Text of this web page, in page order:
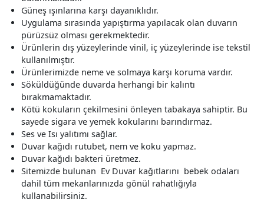
Güneş ışınlarına karşı dayanıklıdır.
Uygulama sırasında yapıştırma yapılacak olan duvarın
pürüzsüz olması gerekmektedir.
Ürünlerin dış yüzeylerinde vinil, iç yüzeylerinde ise tekstil
kullanılmıştır.
Ürünlerimizde neme ve solmaya karşı koruma vardır.
Söküldüğünde duvarda herhangi bir kalıntı
bırakmamaktadır.
Kötü kokuların çekilmesini önleyen tabakaya sahiptir. Bu
sayede sigara ve yemek kokularını barındırmaz.
Ses ve Isı yalıtımı sağlar.
Duvar kağıdı rutubet, nem ve koku yapmaz.
Duvar kağıdı bakteri üretmez.
Sitemizde bulunan Ev Duvar kağıtlarını bebek odaları
dahil tüm mekanlarınızda gönül rahatlığıyla
kullanabilirsiniz.